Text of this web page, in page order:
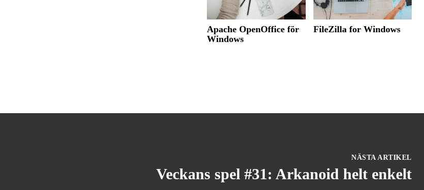
Apache OpenOffice för
Windows
FileZilla for Windows
NÄSTA ARTIKEL
Veckans spel #31: Arkanoid helt enkelt